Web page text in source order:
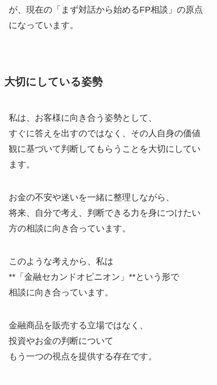
が、現在の「まず対話から始めるFP相談」の原点
になっています。
大切にしている姿勢
私は、お客様に向き合う姿勢として、
すぐに答えを出すのではなく、その人自身の価値
観に基づいて判断してもらうことを大切にしてい
ます。
お金の不安や迷いを一緒に整理しながら、
将来、自分で考え、判断できる力を身につけたい
方の相談に向き合っています。
このような考えから、私は
**「金融セカンドオピニオン」**という形で
相談に向き合っています。
金融商品を販売する立場ではなく、
投資やお金の判断について
もう一つの視点を提供する存在です。